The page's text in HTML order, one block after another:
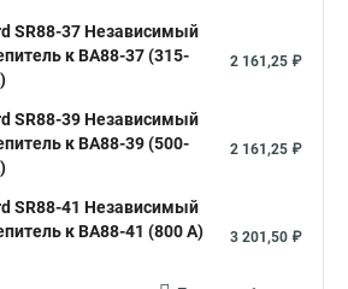
SR88-37 Независимый
к ВА88-37 (315-
2 161,25 ₽
SR88-39 Независимый
к ВА88-39 (500-
2 161,25 ₽
SR88-41 Независимый
к ВА88-41 (800 А)
3 201,50 ₽